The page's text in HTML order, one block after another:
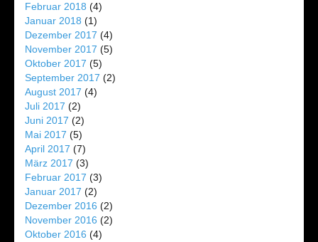
Februar 2018 (4)
Januar 2018 (1)
Dezember 2017 (4)
November 2017 (5)
Oktober 2017 (5)
September 2017 (2)
August 2017 (4)
Juli 2017 (2)
Juni 2017 (2)
Mai 2017 (5)
April 2017 (7)
März 2017 (3)
Februar 2017 (3)
Januar 2017 (2)
Dezember 2016 (2)
November 2016 (2)
Oktober 2016 (4)